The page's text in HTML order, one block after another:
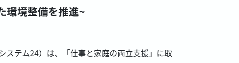
環境整備を推進~
テム24）は、「仕事と家庭の両立支援」に取